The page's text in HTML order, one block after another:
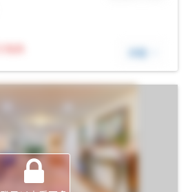
N/A 详细